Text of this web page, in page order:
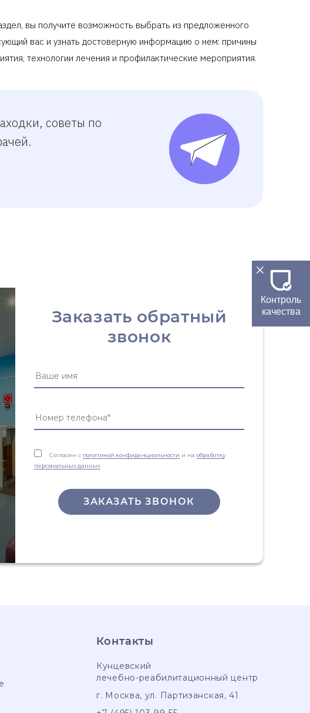
вы получите возможность выбрать из предложенного
вас и узнать достоверную информацию о нем: причины
технологии лечения и профилактические мероприятия.
советы по
Заказать обратный
звонок
Согласен с политикой конфиденциальности и на обработку
персональных данных
ЗАКАЗАТЬ ЗВОНОК
Контакты
Кунцевский
лечебно-реабилитационный центр
г. Москва, ул. Партизанская, 41
Контроль
качества